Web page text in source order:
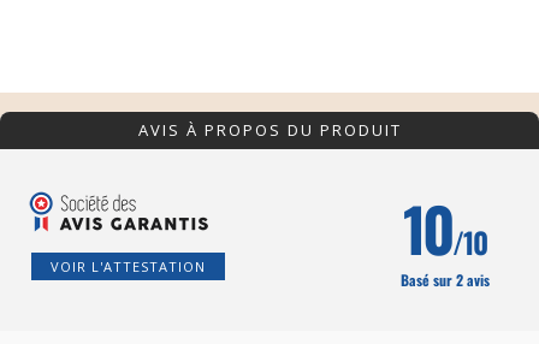
AVIS À PROPOS DU PRODUIT
VOIR L'ATTESTATION 10/10
Basé sur 2 avis